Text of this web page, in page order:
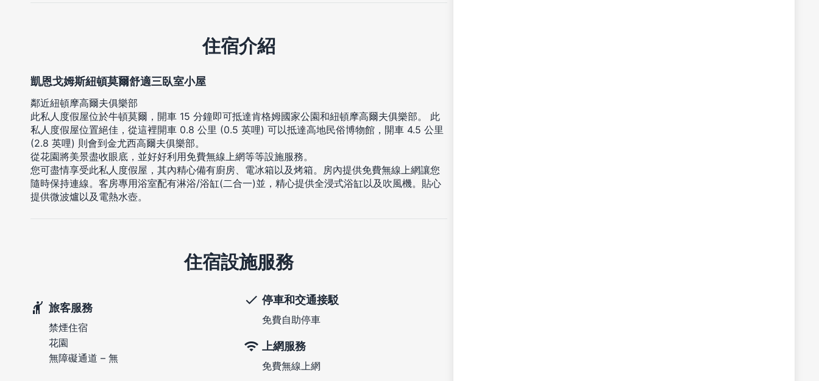
住宿介紹
凱恩戈姆斯紐頓莫爾舒適三臥室小屋
鄰近紐頓摩高爾夫俱樂部
此私人度假屋位於牛頓莫爾，開車 15 分鐘即可抵達肯格姆國家公園和紐頓摩高爾夫俱樂部。 此
私人度假屋位置絕佳，從這裡開車 0.8 公里 (0.5 英哩) 可以抵達高地民俗博物館，開車 4.5 公里
(2.8 英哩) 則會到金尤西高爾夫俱樂部。
從花園將美景盡收眼底，並好好利用免費無線上網等等設施服務。
您可盡情享受此私人度假屋，其內精心備有廚房、電冰箱以及烤箱。房內提供免費無線上網讓您
隨時保持連線。客房專用浴室配有淋浴/浴缸(二合一)並，精心提供全浸式浴缸以及吹風機。貼心
提供微波爐以及電熱水壺。
住宿設施服務
旅客服務
禁煙住宿
花園
無障礙通道 – 無
停車和交通接駁
免費自助停車
上網服務
免費無線上網